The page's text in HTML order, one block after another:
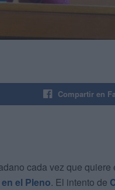
Compartir en
cada vez que
en el Pleno. El intento de